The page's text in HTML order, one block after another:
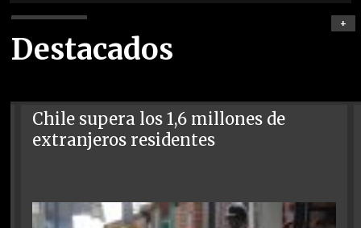
Destacados
+
Chile supera los 1,6 millones de
extranjeros residentes